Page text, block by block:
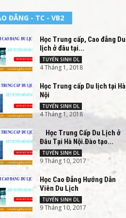
ĐẲNG - TC - VB2
Học Trung cấp, Cao đẳng Du
lịch ở đâu tại...
TUYỂN SINH DL
4 Tháng 1, 2018
Học Trung cấp Du lịch tại Hà
Nội
TUYỂN SINH DL
4 Tháng 1, 2018
Học Trung Cấp Du Lịch ở
Đâu Tại Hà Nội.Đào tạo...
TUYỂN SINH DL
9 Tháng 10, 2017
Học Cao Đẳng Hướng Dẫn
Viên Du Lịch
TUYỂN SINH DL
9 Tháng 10, 2017